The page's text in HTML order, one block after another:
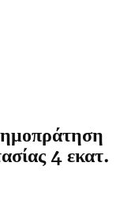
4 εκατ.